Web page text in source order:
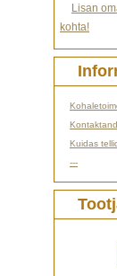
Lisan
kohta!
Kuidas
---